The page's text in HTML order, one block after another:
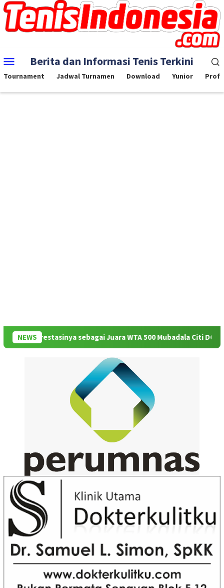
Skip
to
content
Mobile
Menu
Berita dan Informasi Tenis Terkini
Tournament Jadwal Turnamen Download Yunior
NEWSsebagai Juara WTA 500 Mubadala Citi DC Open 2026